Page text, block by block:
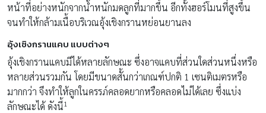
หน้าที่อย่างหนักจากน้ำหนักมดลูกที่มากขึ้น อีกทั้งฮอร์โมนที่สูงขึ้น
จนทำให้กล้ามเนื้อบริเวณอุ้งเชิงกรานหย่อนยานลง
อุ้งเชิงกรานแคบ แบบต่างๆ
อุ้งเชิงกรานแคบมีได้หลายลักษณะ ซึ่งอาจแคบที่ส่วนใดส่วนหนึ่งหรือ
หลายส่วนรวมกัน โดยมีขนาดสั้นกว่าเกณฑ์ปกติ 1 เซนติเมตรหรือ
มากกว่า จึงทำให้ลูกในครรภ์คลอดยากหรือคลอดไม่ได้เลย ซึ่งแบ่ง
ลักษณะได้ ดังนี้1